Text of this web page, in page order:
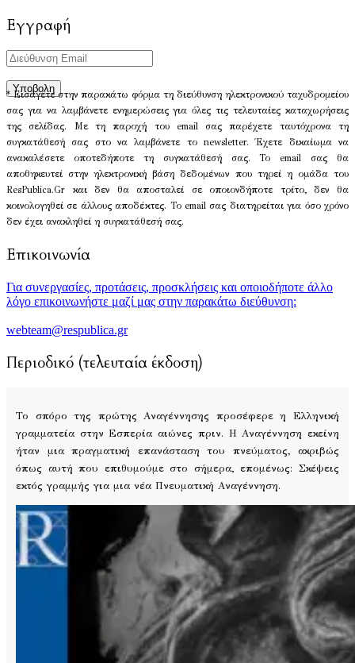
Εγγραφή
* Εισάγετε στην παρακάτω φόρμα τη διεύθυνση ηλεκτρονικού ταχυδρομείου
σας για να λαμβάνετε ενημερώσεις για όλες τις τελευταίες καταχωρήσεις
της σελίδας. Με τη παροχή του email σας παρέχετε ταυτόχρονα τη
συγκατάθεσή σας στο να λαμβάνετε το newsletter. Έχετε δικαίωμα να
ανακαλέσετε οποτεδήποτε τη συγκατάθεσή σας. Το email σας θα
αποθηκευτεί στην ηλεκτρονική βάση δεδομένων που τηρεί η ομάδα του
ResPublica.Gr και δεν θα αποσταλεί σε οποιονδήποτε τρίτο, δεν θα
κοινολογηθεί σε άλλους αποδέκτες. Το email σας διατηρείται για όσο χρόνο
δεν έχει ανακληθεί η συγκατάθεσή σας.
Επικοινωνία
Για συνεργασίες, προτάσεις, προσκλήσεις και οποιοδήποτε άλλο
λόγο επικοινωνήστε μαζί μας στην παρακάτω διεύθυνση:
webteam@respublica.gr
Περιοδικό (τελευταία έκδοση)
Το σπόρο της πρώτης Αναγέννησης προσέφερε η Ελληνική
γραμματεία στην Εσπερία αιώνες πριν. Η Αναγέννηση εκείνη
ήταν μια πραγματική επανάσταση του πνεύματος, ακριβώς
όπως αυτή που επιθυμούμε στο σήμερα, επομένως: Σκέψεις
εκτός γραμμής για μια νέα Πνευματική Αναγέννηση.